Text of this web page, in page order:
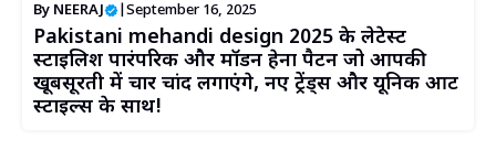
By NEERAJ September 16, 2025
Pakistani mehandi design 2025 के लेटेस्ट
स्टाइलिश पारंपरिक और मॉडर्न हेना पैटर्न जो आपकी
खूबसूरती में चार चांद लगाएंगे, नए ट्रेंड्स और यूनिक आर्ट
स्टाइल्स के साथ!